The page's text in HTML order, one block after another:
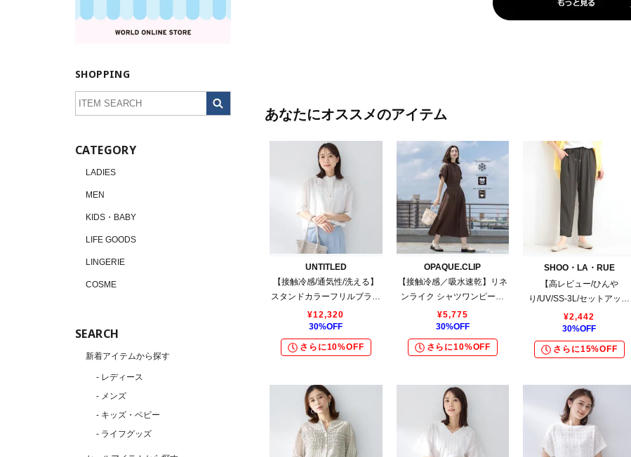
SHOPPING
CATEGORY
LADIES
MEN
KIDS・BABY
LIFE GOODS
LINGERIE
COSME
SEARCH
新着アイテムから探す
- レディース
- メンズ
- キッズ・ベビー
- ライフグッズ
あなたにオススメのアイテム
UNTITLED
【接触冷感/通気性/洗える】
スタンドカラーフリルブラウ
ス
¥12,320
30%OFF
さらに10%OFF
OPAQUE.CLIP
【接触冷感／吸水速乾】リネ
ンライク シャツワンピース
《洗濯機OK》
¥5,775
30%OFF
さらに10%OFF
SHOO・LA・RUE
【高レビュー/ひんや
り/UV/SS-3L/セットアップ
可】さらさらぷるん イージー
テーパードパンツ
¥2,442
30%OFF
さらに15%OFF